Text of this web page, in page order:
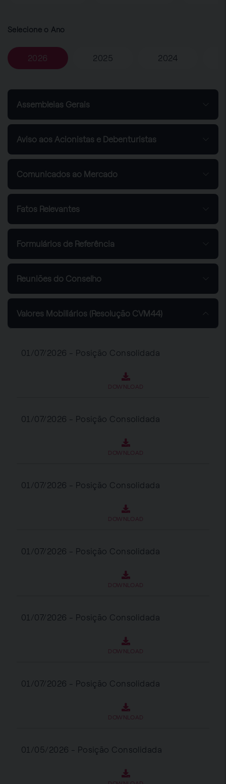
Selecione o Ano
2026 2025 2024
Assembleias Gerais
Aviso aos Acionistas e Debenturistas
Comunicados ao Mercado
Fatos Relevantes
Formulários de Referência
Reuniões do Conselho
Valores Mobiliários (Resolução CVM44)
01/07/2026 - Posição Consolidada
DOWNLOAD
01/07/2026 - Posição Consolidada
DOWNLOAD
01/07/2026 - Posição Consolidada
DOWNLOAD
01/07/2026 - Posição Consolidada
DOWNLOAD
01/07/2026 - Posição Consolidada
DOWNLOAD
01/07/2026 - Posição Consolidada
DOWNLOAD
01/05/2026 - Posição Consolidada